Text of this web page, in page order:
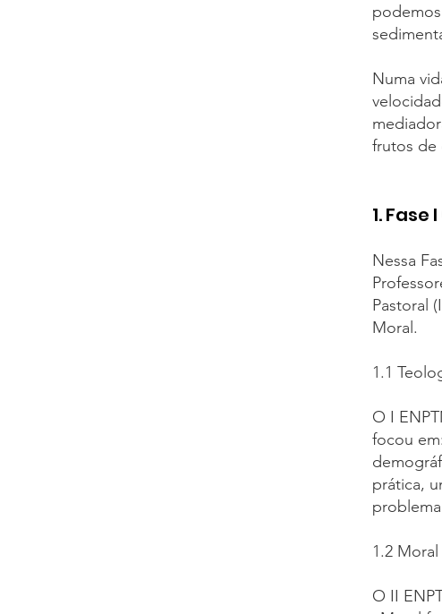
Numa
frutos de
1. Fase
Nessa
Pastoral
Moral.
1.1
O I
focou
prática,
1.2
O II